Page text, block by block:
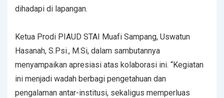
dihadapi di lapangan.
Ketua Prodi PIAUD STAI Muafi Sampang, Uswatun
Hasanah, S.Psi., M.Si, dalam sambutannya
menyampaikan apresiasi atas kolaborasi ini. “Kegiatan
ini menjadi wadah berbagi pengetahuan dan
pengalaman antar-institusi, sekaligus memperluas